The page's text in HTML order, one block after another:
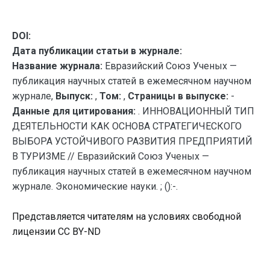
DOI:
Дата публикации статьи в журнале:
Название журнала: Евразийский Союз Ученых —
публикация научных статей в ежемесячном научном
журнале, Выпуск: , Том: , Страницы в выпуске: -
Данные для цитирования: . ИННОВАЦИОННЫЙ ТИП
ДЕЯТЕЛЬНОСТИ КАК ОСНОВА СТРАТЕГИЧЕСКОГО
ВЫБОРА УСТОЙЧИВОГО РАЗВИТИЯ ПРЕДПРИЯТИЙ
В ТУРИЗМЕ // Евразийский Союз Ученых —
публикация научных статей в ежемесячном научном
журнале. Экономические науки. ; ():-.
Представляется читателям на условиях свободной
лицензии CC BY-ND